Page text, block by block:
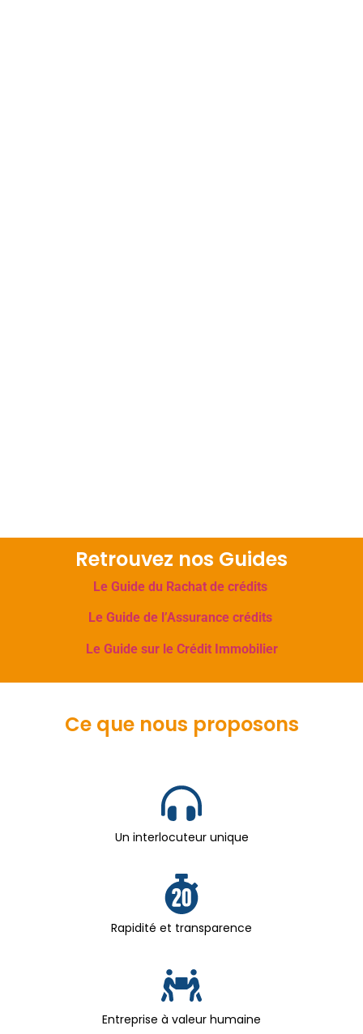
Retrouvez nos Guides
Le Guide du Rachat de crédits
Le Guide de l’Assurance crédits
Le Guide sur le Crédit Immobilier
Ce que nous proposons
Un interlocuteur unique
Rapidité et transparence
Entreprise à valeur humaine